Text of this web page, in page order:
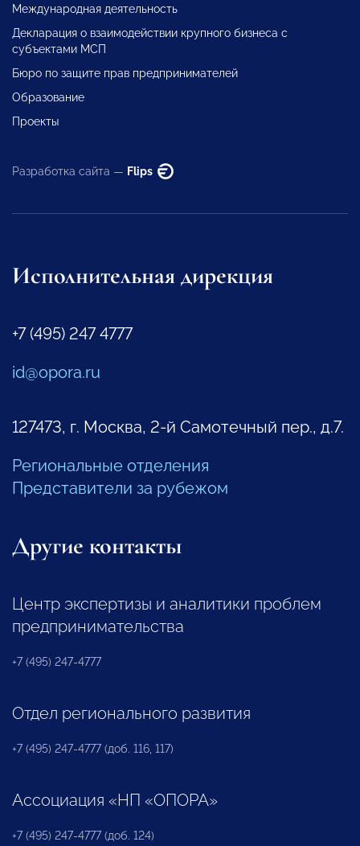
Международная деятельность
Декларация о взаимодействии крупного бизнеса с
субъектами МСП
Бюро по защите прав предпринимателей
Образование
Проекты
Разработка сайта — Flips
Исполнительная дирекция
+7 (495) 247 4777
id@opora.ru
127473, г. Москва, 2-й Самотечный пер., д.7.
Региональные отделения
Представители за рубежом
Другие контакты
Центр экспертизы и аналитики проблем
предпринимательства
+7 (495) 247-4777
Отдел регионального развития
+7 (495) 247-4777 (доб. 116, 117)
Ассоциация «НП «ОПОРА»
+7 (495) 247-4777 (доб. 124)